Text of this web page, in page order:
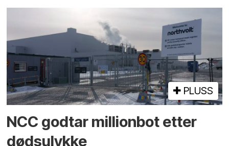
PLUSS
NCC godtar millionbot etter
dødsulykke